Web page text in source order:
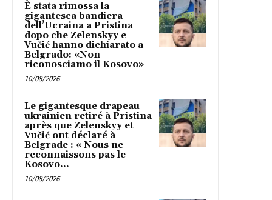
È stata rimossa la
gigantesca bandiera
dell’Ucraina a Pristina
dopo che Zelenskyy e
Vučić hanno dichiarato a
Belgrado: «Non
riconosciamo il Kosovo»
10/08/2026
Le gigantesque drapeau
ukrainien retiré à Pristina
après que Zelenskyy et
Vučić ont déclaré à
Belgrade : « Nous ne
reconnaissons pas le
Kosovo...
10/08/2026